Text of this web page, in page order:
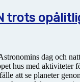
trots
dag och
hus med aktiviteter
att se planeter